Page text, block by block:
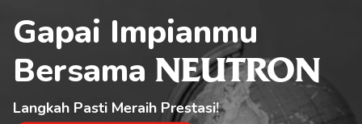
Gapai Impianmu
Bersama NEUTRON
Langkah Pasti Meraih Prestasi!